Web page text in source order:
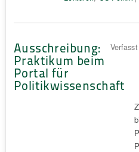
Ausschreibung:
Praktikum beim
Portal für
Politikwissenschaft